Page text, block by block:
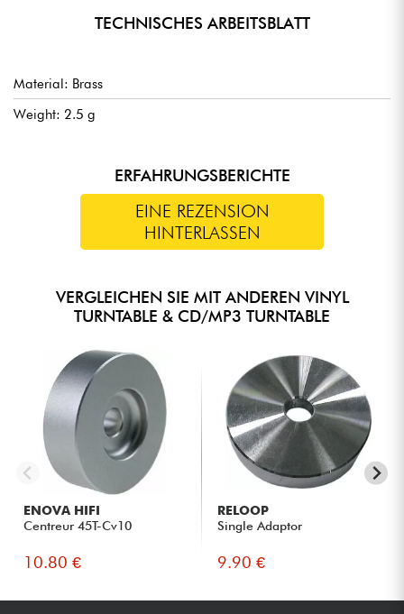
TECHNISCHES ARBEITSBLATT
Material: Brass
Weight: 2.5 g
ERFAHRUNGSBERICHTE
EINE REZENSION
HINTERLASSEN
VERGLEICHEN SIE MIT ANDEREN VINYL
TURNTABLE & CD/MP3 TURNTABLE
ENOVA HIFI
Centreur 45T-Cv10
10.80 €
RELOOP
Single Adaptor
9.90 €